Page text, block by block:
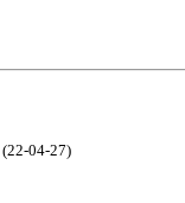
(22-04-27)